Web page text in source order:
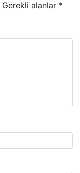
Gerekli alanlar *